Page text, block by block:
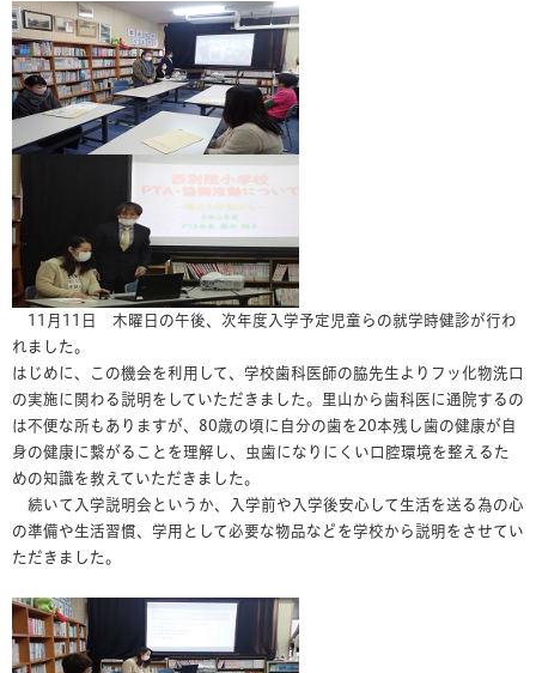
11月11日 木曜日の午後、次年度入学予定児童らの就学時健診が行わ
れました。
はじめに、この機会を利用して、学校歯科医師の脇先生よりフッ化物洗口
の実施に関わる説明をしていただきました。里山から歯科医に通院するの
は不便な所もありますが、80歳の頃に自分の歯を20本残し歯の健康が自
身の健康に繋がることを理解し、虫歯になりにくい口腔環境を整えるた
めの知識を教えていただきました。
続いて入学説明会というか、入学前や入学後安心して生活を送る為の心
の準備や生活習慣、学用として必要な物品などを学校から説明をさせてい
ただきました。